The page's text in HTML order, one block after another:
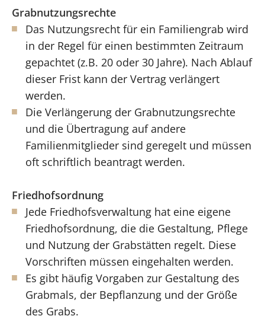
Grabnutzungsrechte
Das Nutzungsrecht für ein Familiengrab wird
in der Regel für einen bestimmten Zeitraum
gepachtet (z.B. 20 oder 30 Jahre). Nach Ablauf
dieser Frist kann der Vertrag verlängert
werden.
Die Verlängerung der Grabnutzungsrechte
und die Übertragung auf andere
Familienmitglieder sind geregelt und müssen
oft schriftlich beantragt werden.
Friedhofsordnung
Jede Friedhofsverwaltung hat eine eigene
Friedhofsordnung, die die Gestaltung, Pflege
und Nutzung der Grabstätten regelt. Diese
Vorschriften müssen eingehalten werden.
Es gibt häufig Vorgaben zur Gestaltung des
Grabmals, der Bepflanzung und der Größe
des Grabs.